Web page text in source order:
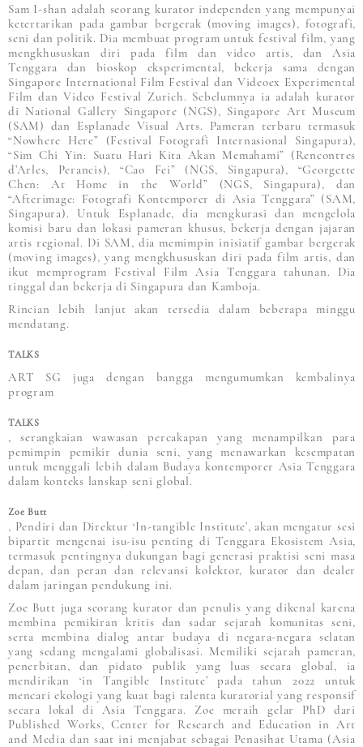
Sam I-shan adalah seorang kurator independen yang mempunyai
ketertarikan pada gambar bergerak (moving images), fotografi,
seni dan politik. Dia membuat program untuk festival film, yang
mengkhususkan diri pada film dan video artis, dan Asia
Tenggara dan bioskop eksperimental, bekerja sama dengan
Singapore International Film Festival dan Videoex Experimental
Film dan Video Festival Zurich. Sebelumnya ia adalah kurator
di National Gallery Singapore (NGS), Singapore Art Museum
(SAM) dan Esplanade Visual Arts. Pameran terbaru termasuk
“Nowhere Here” (Festival Fotografi Internasional Singapura),
“Sim Chi Yin: Suatu Hari Kita Akan Memahami” (Rencontres
d’Arles, Perancis), “Cao Fei” (NGS, Singapura), “Georgette
Chen: At Home in the World” (NGS, Singapura), dan
“Afterimage: Fotografi Kontemporer di Asia Tenggara” (SAM,
Singapura). Untuk Esplanade, dia mengkurasi dan mengelola
komisi baru dan lokasi pameran khusus, bekerja dengan jajaran
artis regional. Di SAM, dia memimpin inisiatif gambar bergerak
(moving images), yang mengkhususkan diri pada film artis, dan
ikut memprogram Festival Film Asia Tenggara tahunan. Dia
tinggal dan bekerja di Singapura dan Kamboja.
Rincian lebih lanjut akan tersedia dalam beberapa minggu
mendatang.
TALKS
ART SG juga dengan bangga mengumumkan kembalinya
program
TALKS
, serangkaian wawasan percakapan yang menampilkan para
pemimpin pemikir dunia seni, yang menawarkan kesempatan
untuk menggali lebih dalam Budaya kontemporer Asia Tenggara
dalam konteks lanskap seni global.
Zoe Butt
, Pendiri dan Direktur ‘In-tangible Institute’, akan mengatur sesi
bipartit mengenai isu-isu penting di Tenggara Ekosistem Asia,
termasuk pentingnya dukungan bagi generasi praktisi seni masa
depan, dan peran dan relevansi kolektor, kurator dan dealer
dalam jaringan pendukung ini.
Zoe Butt juga seorang kurator dan penulis yang dikenal karena
membina pemikiran kritis dan sadar sejarah komunitas seni,
serta membina dialog antar budaya di negara-negara selatan
yang sedang mengalami globalisasi. Memiliki sejarah pameran,
penerbitan, dan pidato publik yang luas secara global, ia
mendirikan ‘in Tangible Institute’ pada tahun 2022 untuk
mencari ekologi yang kuat bagi talenta kuratorial yang responsif
secara lokal di Asia Tenggara. Zoe meraih gelar PhD dari
Published Works, Center for Research and Education in Art
and Media dan saat ini menjabat sebagai Penasihat Utama (Asia